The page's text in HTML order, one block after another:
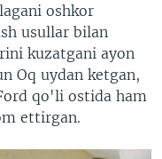
oshkor
usullar bilan
kuzatgani ayon
Oq uydan ketgan,
qo'li ostida ham
ettirgan.